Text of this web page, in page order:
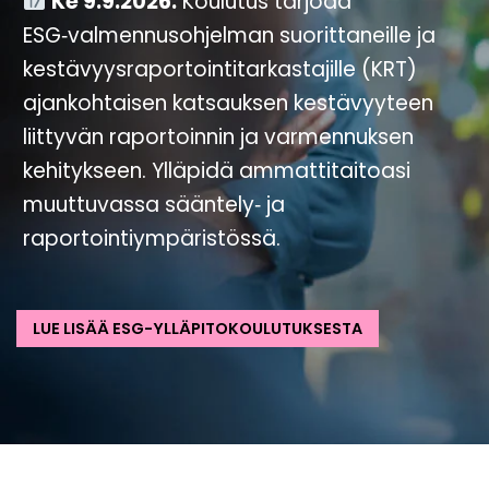
ESG‑valmennusohjelman suorittaneille ja
kestävyysraportointitarkastajille (KRT)
ajankohtaisen katsauksen kestävyyteen
liittyvän raportoinnin ja varmennuksen
kehitykseen. Ylläpidä ammattitaitoasi
muuttuvassa sääntely‑ ja
raportointiympäristössä.
LUE LISÄÄ ESG-YLLÄPITOKOULUTUKSESTA